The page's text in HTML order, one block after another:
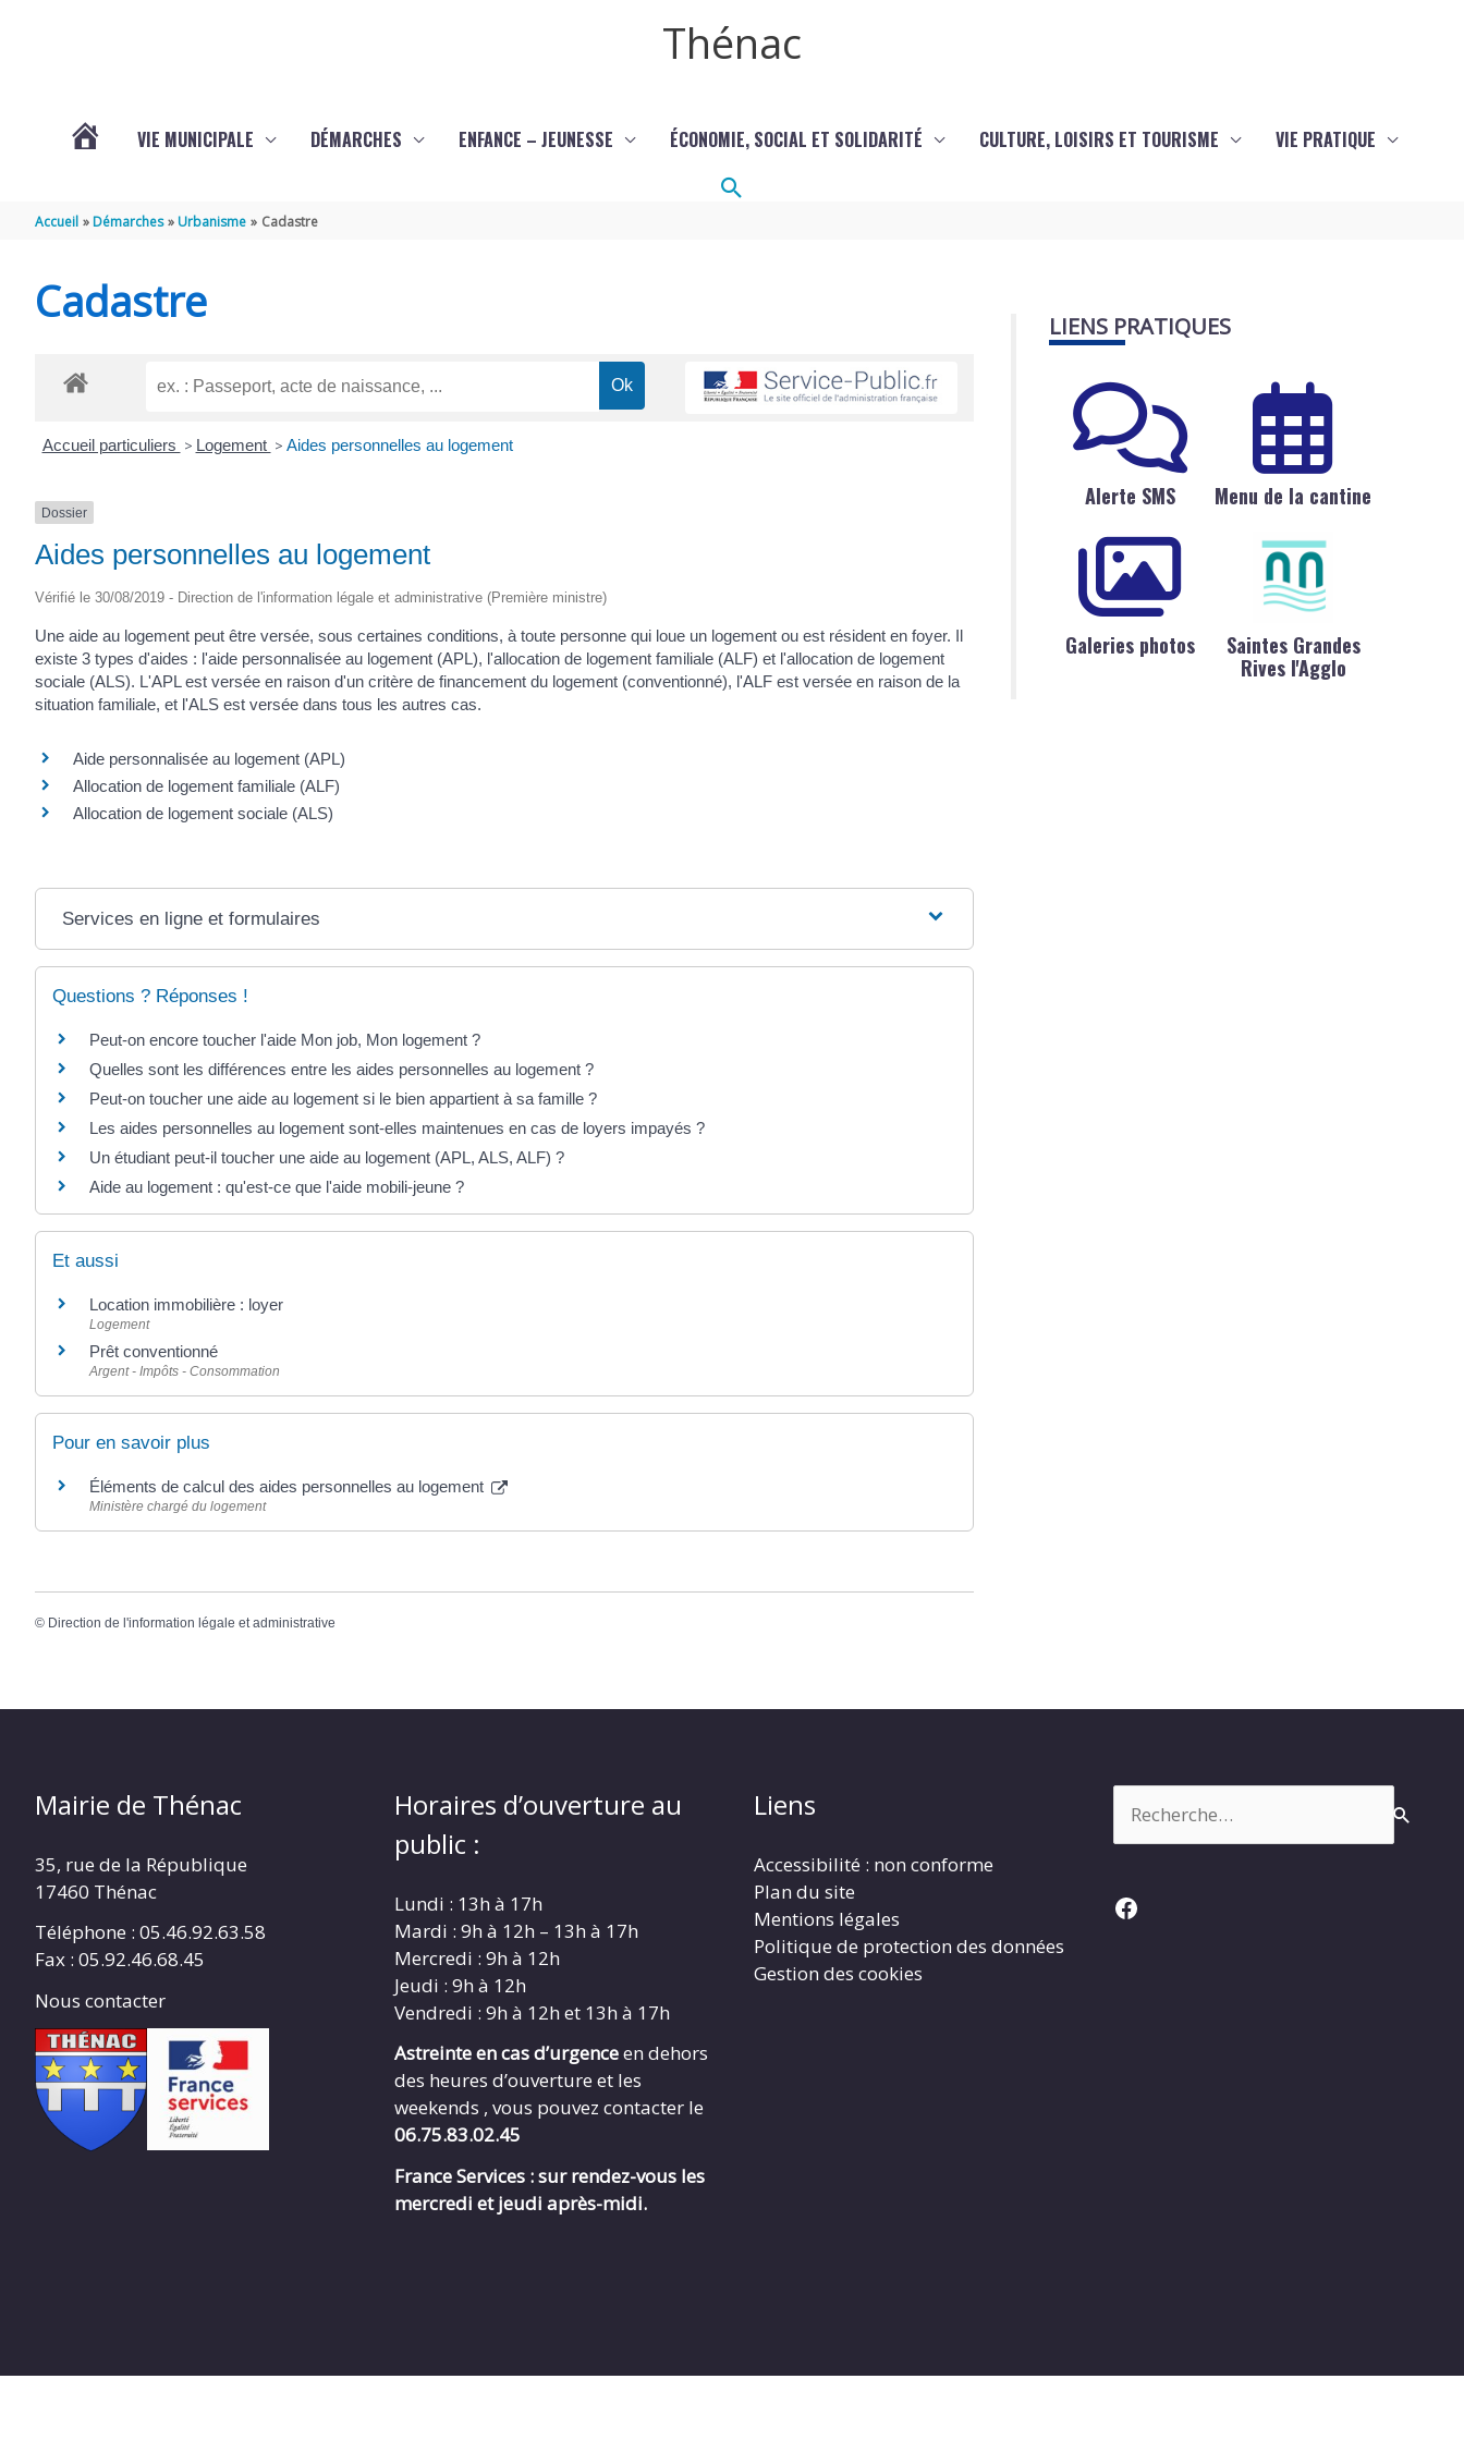
Thénac
THÉNAC
VIE MUNICIPALE DÉMARCHES ENFANCE – JEUNESSE ÉCONOMIE, SOCIAL ET SOLIDARITÉ CULTURE, LOISIRS ET TOURISME VIE PRATIQUE
Rechercher
Accueil Démarches Urbanisme Cadastre
Cadastre
Accueil particuliers > Logement > Aides personnelles au logement
Dossier
Aides personnelles au logement
Vérifié le 30/08/2019 - Direction de l'information légale et administrative (Première ministre)
Une aide au logement peut être versée, sous certaines conditions, à toute personne qui loue un logement ou est résident en foyer. Il
existe 3 types d'aides : l'aide personnalisée au logement (APL), l'allocation de logement familiale (ALF) et l'allocation de logement
sociale (ALS). L'APL est versée en raison d'un critère de financement du logement (conventionné), l'ALF est versée en raison de la
situation familiale, et l'ALS est versée dans tous les autres cas.
Aide personnalisée au logement (APL)
Allocation de logement familiale (ALF)
Allocation de logement sociale (ALS)
Services en ligne et formulaires
Questions ? Réponses !
Peut-on encore toucher l'aide Mon job, Mon logement ?
Quelles sont les différences entre les aides personnelles au logement ?
Peut-on toucher une aide au logement si le bien appartient à sa famille ?
Les aides personnelles au logement sont-elles maintenues en cas de loyers impayés ?
Un étudiant peut-il toucher une aide au logement (APL, ALS, ALF) ?
Aide au logement : qu'est-ce que l'aide mobili-jeune ?
Et aussi
Location immobilière : loyer
Logement
Prêt conventionné
Argent - Impôts - Consommation
Pour en savoir plus
Éléments de calcul des aides personnelles au logement
Ministère chargé du logement
© Direction de l'information légale et administrative
LIENS PRATIQUES
Alerte SMS Menu de la cantine
Galeries photos
Saintes Grandes
Rives l'Agglo
Mairie de Thénac
35, rue de la République
17460 Thénac
Téléphone : 05.46.92.63.58
Fax : 05.92.46.68.45
Nous contacter
Horaires d’ouverture au
public :
Lundi : 13h à 17h
Mardi : 9h à 12h – 13h à 17h
Mercredi : 9h à 12h
Jeudi : 9h à 12h
Vendredi : 9h à 12h et 13h à 17h
Astreinte en cas d’urgenceen dehors
des heures d’ouverture et les
weekends , vous pouvez contacter le
06.75.83.02.45
France Services : sur rendez-vous les
mercredi et jeudi après-midi.
Liens
Accessibilité : non conforme
Plan du site
Mentions légales
Politique de protection des données
Gestion des cookies
Facebook